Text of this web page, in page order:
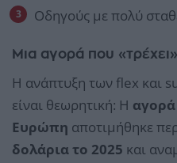
Οδηγούς με πολύ
Μια αγορά που «τρέχει»
Η ανάπτυξη των flex και
είναι θεωρητική: Η
Ευρώπη αποτιμήθηκε
δολάρια το 2025 και